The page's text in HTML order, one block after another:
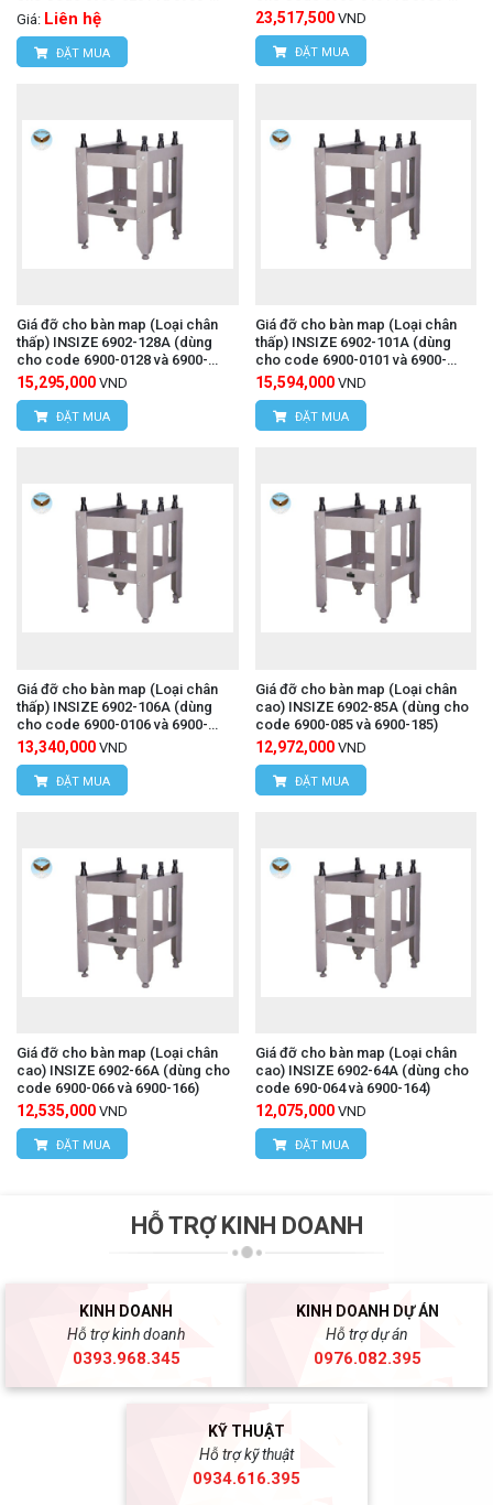
1201)
Giá: Liên hệ
ĐẶT MUA
1161)
23,517,500 VND
ĐẶT MUA
Giá đỡ cho bàn map (Loại chân
thấp) INSIZE 6902-128A (dùng
cho code 6900-0128 và 6900-
1128)
15,295,000 VND
ĐẶT MUA
Giá đỡ cho bàn map (Loại chân
thấp) INSIZE 6902-101A (dùng
cho code 6900-0101 và 6900-
1101)
15,594,000 VND
ĐẶT MUA
Giá đỡ cho bàn map (Loại chân
thấp) INSIZE 6902-106A (dùng
cho code 6900-0106 và 6900-
1106)
13,340,000 VND
ĐẶT MUA
Giá đỡ cho bàn map (Loại chân
cao) INSIZE 6902-85A (dùng cho
code 6900-085 và 6900-185)
12,972,000 VND
ĐẶT MUA
Giá đỡ cho bàn map (Loại chân
cao) INSIZE 6902-66A (dùng cho
code 6900-066 và 6900-166)
12,535,000 VND
ĐẶT MUA
Giá đỡ cho bàn map (Loại chân
cao) INSIZE 6902-64A (dùng cho
code 690-064 và 6900-164)
12,075,000 VND
ĐẶT MUA
HỖ TRỢ KINH DOANH
KINH DOANH
Hỗ trợ kinh doanh
0393.968.345
KINH DOANH DỰ ÁN
Hỗ trợ dự án
0976.082.395
KỸ THUẬT
Hỗ trợ kỹ thuật
0934.616.395